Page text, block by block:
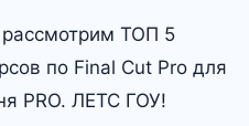
рассмотрим ТОП 5
по Final Cut Pro для
PRO. ЛЕТС ГОУ!